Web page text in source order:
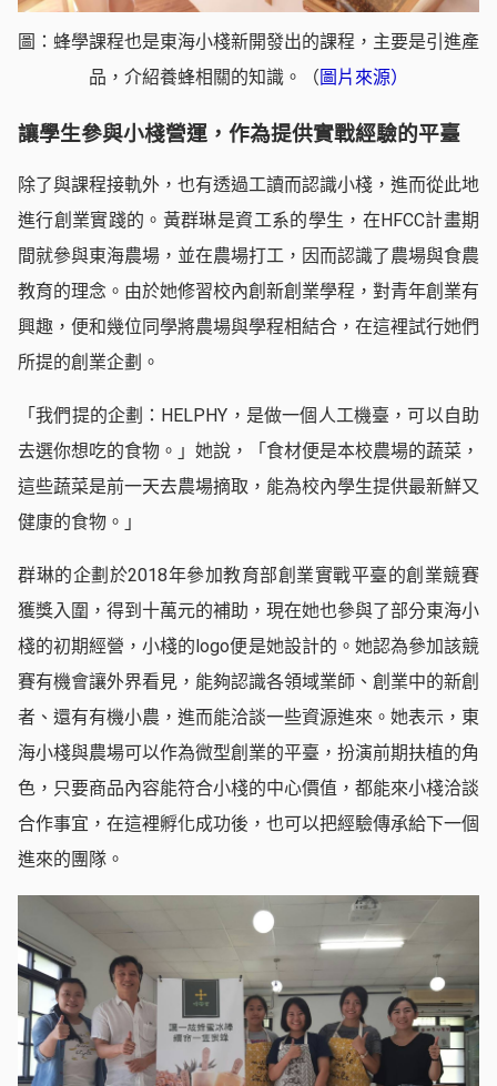
圖：蜂學課程也是東海小棧新開發出的課程，主要是引進產
品，介紹養蜂相關的知識。（ 圖片來源）
讓學生參與小棧營運，作為提供實戰經驗的平臺
除了與課程接軌外，也有透過工讀而認識小棧，進而從此地
進行創業實踐的。黃群琳是資工系的學生，在HFCC計畫期
間就參與東海農場，並在農場打工，因而認識了農場與食農
教育的理念。由於她修習校內創新創業學程，對青年創業有
興趣，便和幾位同學將農場與學程相結合，在這裡試行她們
所提的創業企劃。
「我們提的企劃：HELPHY，是做一個人工機臺，可以自助
去選你想吃的食物。」她說，「食材便是本校農場的蔬菜，
這些蔬菜是前一天去農場摘取，能為校內學生提供最新鮮又
健康的食物。」
群琳的企劃於2018年參加教育部創業實戰平臺的創業競賽
獲獎入圍，得到十萬元的補助，現在她也參與了部分東海小
棧的初期經營，小棧的logo便是她設計的。她認為參加該競
賽有機會讓外界看見，能夠認識各領域業師、創業中的新創
者、還有有機小農，進而能洽談一些資源進來。她表示，東
海小棧與農場可以作為微型創業的平臺，扮演前期扶植的角
色，只要商品內容能符合小棧的中心價值，都能來小棧洽談
合作事宜，在這裡孵化成功後，也可以把經驗傳承給下一個
進來的團隊。